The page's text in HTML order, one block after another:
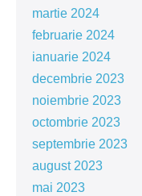
martie 2024
februarie 2024
ianuarie 2024
decembrie 2023
noiembrie 2023
octombrie 2023
septembrie 2023
august 2023
mai 2023